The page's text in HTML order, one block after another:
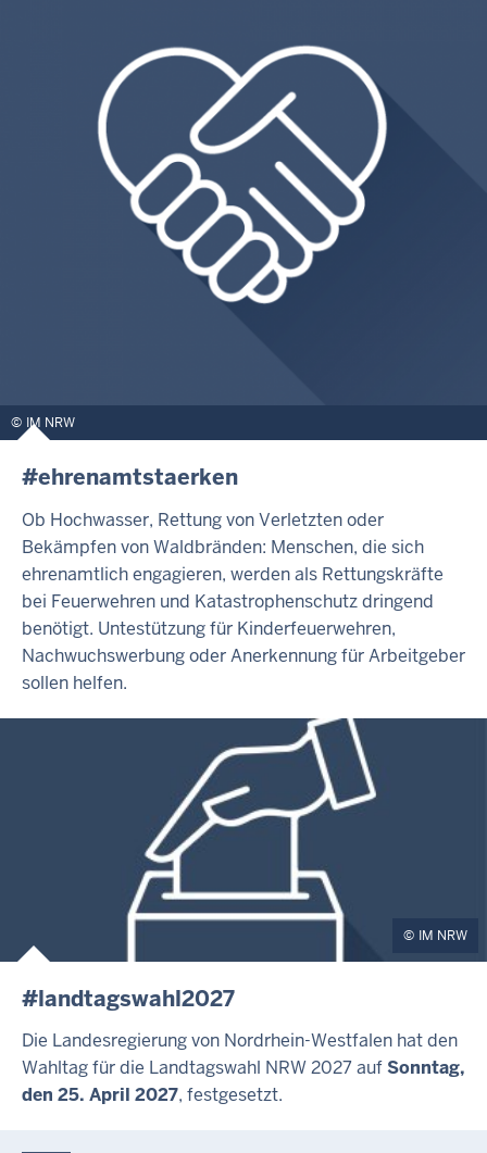
IM NRW
#ehrenamtstaerken
Ob Hochwasser, Rettung von Verletzten oder
Bekämpfen von Waldbränden: Menschen, die sich
ehrenamtlich engagieren, werden als Rettungskräfte
bei Feuerwehren und Katastrophenschutz dringend
benötigt. Untestützung für Kinderfeuerwehren,
Nachwuchswerbung oder Anerkennung für Arbeitgeber
sollen helfen.
IM NRW
#landtagswahl2027
Die Landesregierung von Nordrhein-Westfalen hat den
Wahltag für die Landtagswahl NRW 2027 aufSonntag,
den 25. April 2027, festgesetzt.